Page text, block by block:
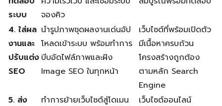
ระบบ
จองคิว
4. ใส่ผล
งานและ
ปรับแต่ง
SEO
นำรูปภาพชุดผลงานเด่นอัป
โหลดเข้าระบบ พร้อมทำการ
บีบอัดไฟล์ภาพและฝัง
Image SEO ในทุกหน้า
เว็บไซต์ที่พร้อมเปิดตัว
มีเนื้อหาครบถ้วน
โครงสร้างถูกต้อง
ตามหลัก Search
Engine
5. ส่ง
ทำการย้ายเว็บไซต์สู่โดเมน
เว็บไซต์ออนไลน์